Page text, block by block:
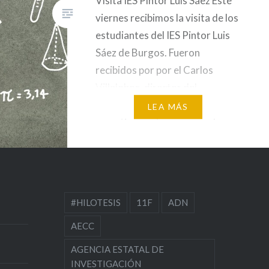
viernes recibimos la visita de los
estudiantes del IES Pintor Luis
Sáez de Burgos. Fueron
recibidos por por el Carlos
Instituto, para posteriormente
repartirse en tres grupos de
diferentes espacios de trabajo…
LEA MÁS
#HILOTESIS 11F ADN
AECC
AGENCIA ESTATAL DE
INVESTIGACIÓN